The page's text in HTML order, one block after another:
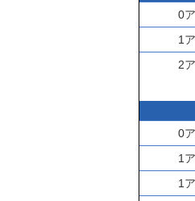
0
1
2
0
1
1